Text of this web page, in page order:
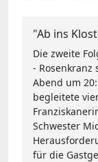
"Ab ins
Die zweite
- Rosenkranz
Abend um
begleitete
Schwester
für die